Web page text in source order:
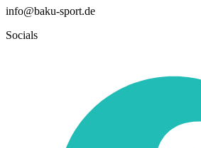
info@baku-sport.de
Socials